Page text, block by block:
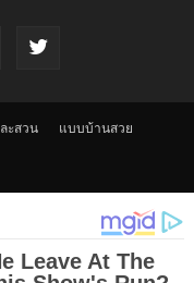
ะสวน แบบบ้านสวย